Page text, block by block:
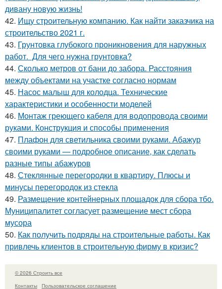
дивану новую жизнь!
42. Ищу строительную компанию. Как найти заказчика на
строительство 2021 г.
43. Грунтовка глубокого проникновения для наружных
работ. Для чего нужна грунтовка?
44. Сколько метров от бани до забора. Расстояния
между объектами на участке согласно нормам
45. Насос малыш для колодца. Технические
характеристики и особенности моделей
46. Монтаж греющего кабеля для водопровода своими
руками. Конструкция и способы применения
47. Плафон для светильника своими руками. Абажур
своими руками — подробное описание, как сделать
разные типы абажуров
48. Стеклянные перегородки в квартиру. Плюсы и
минусы перегородок из стекла
49. Размещение контейнерных площадок для сбора тбо.
Муниципалитет согласует размещение мест сбора
мусора
50. Как получить подряды на строительные работы. Как
привлечь клиентов в строительную фирму в кризис?
© 2026 Строить все
Контакты
Пользовательское соглашение